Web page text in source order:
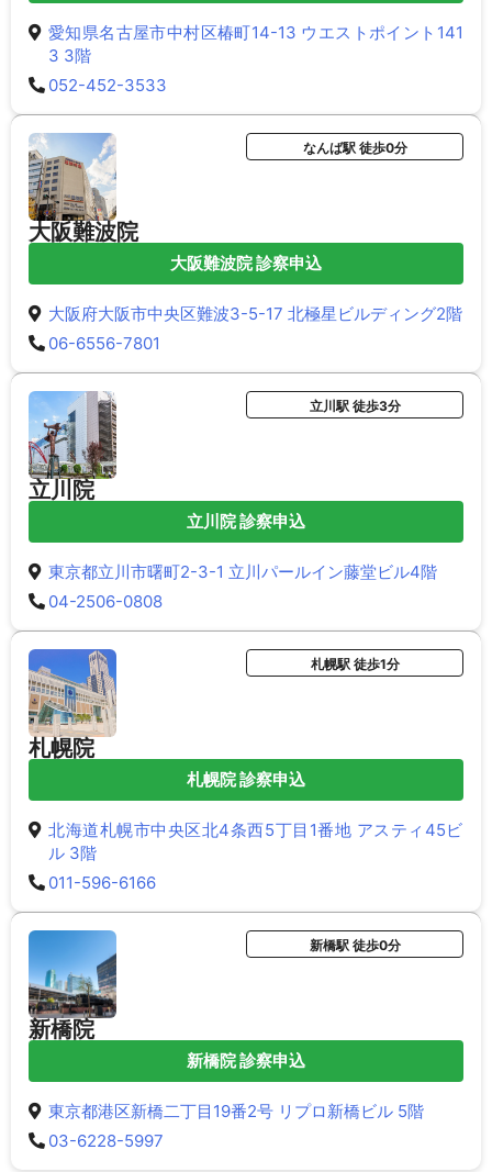
愛知県名古屋市中村区椿町14-13 ウエストポイント141
3 3階
052-452-3533
大阪難波院
なんば駅 徒歩0分
大阪難波院 診察申込
大阪府大阪市中央区難波3-5-17 北極星ビルディング2階
06-6556-7801
立川院
立川駅 徒歩3分
立川院 診察申込
東京都立川市曙町2-3-1 立川パールイン藤堂ビル4階
04-2506-0808
札幌院
札幌駅 徒歩1分
札幌院 診察申込
北海道札幌市中央区北4条西5丁目1番地 アスティ45ビ
ル 3階
011-596-6166
新橋院
新橋駅 徒歩0分
新橋院 診察申込
東京都港区新橋二丁目19番2号 リプロ新橋ビル 5階
03-6228-5997